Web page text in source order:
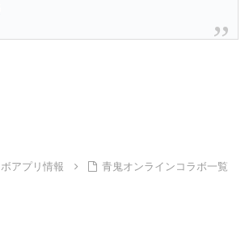
アプリ情報
青鬼オンラインコラボ一覧